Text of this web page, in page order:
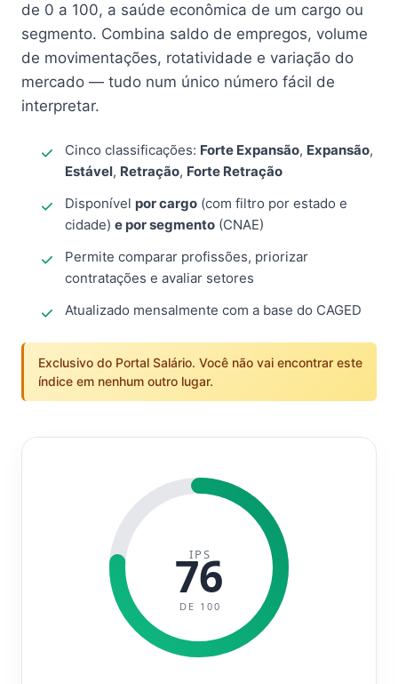
de 0 a 100, a saúde econômica de um cargo ou
segmento. Combina saldo de empregos, volume
de movimentações, rotatividade e variação do
mercado — tudo num único número fácil de
interpretar.
Cinco classificações: Forte Expansão, Expansão,
Estável, Retração, Forte Retração
Disponível por cargo (com filtro por estado e
cidade) e por segmento (CNAE)
Permite comparar profissões, priorizar
contratações e avaliar setores
Atualizado mensalmente com a base do CAGED
Exclusivo do Portal Salário. Você não vai encontrar este
índice em nenhum outro lugar.
IPS
76
DE 100